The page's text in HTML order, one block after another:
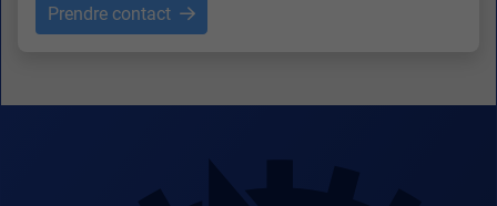
Prendre contact